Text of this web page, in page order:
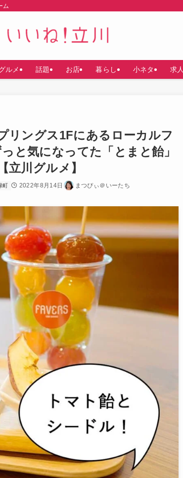
ム
ルメ 話題 お店 暮らし 小ネタ 求人
リングス1Fにあるローカルフ
と気になってた「とまと飴」
川グルメ】
町 2022年8月14日 まつぴぃ＠いーたち